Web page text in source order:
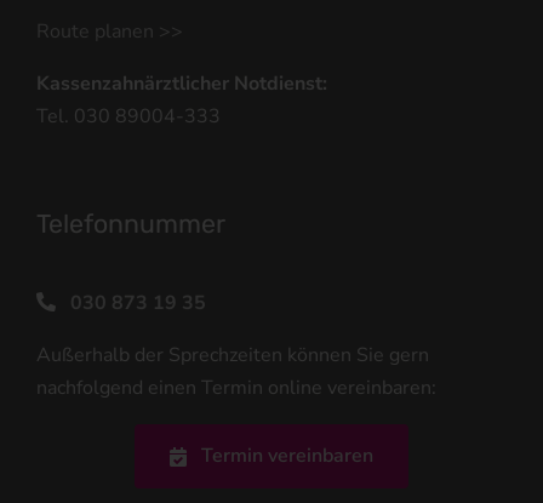
Route planen >>
Kassenzahnärztlicher Notdienst:
Tel. 030 89004-333
Telefonnummer
030 873 19 35
Außerhalb der Sprechzeiten können Sie gern
nachfolgend einen Termin online vereinbaren:
Termin vereinbaren